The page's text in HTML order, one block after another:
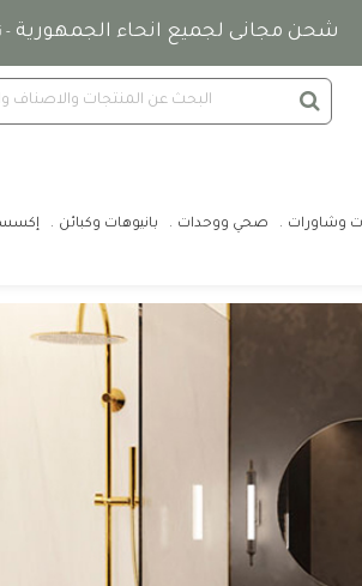
شحن مجانى لجميع انحاء الجمهورية -
وشاورات صحي ووحدات بانيوهات وكبائن